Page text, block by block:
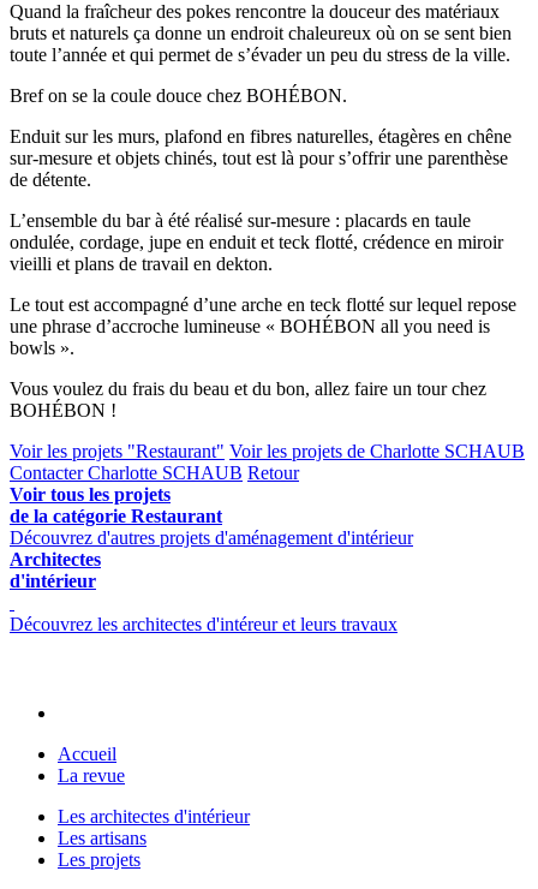
Quand la fraîcheur des pokes rencontre la douceur des matériaux
bruts et naturels ça donne un endroit chaleureux où on se sent bien
toute l’année et qui permet de s’évader un peu du stress de la ville.
Bref on se la coule douce chez BOHÉBON.
Enduit sur les murs, plafond en fibres naturelles, étagères en chêne
sur-mesure et objets chinés, tout est là pour s’offrir une parenthèse
de détente.
L’ensemble du bar à été réalisé sur-mesure : placards en taule
ondulée, cordage, jupe en enduit et teck flotté, crédence en miroir
vieilli et plans de travail en dekton.
Le tout est accompagné d’une arche en teck flotté sur lequel repose
une phrase d’accroche lumineuse « BOHÉBON all you need is
bowls ».
Vous voulez du frais du beau et du bon, allez faire un tour chez
BOHÉBON !
Voir les projets "Restaurant" Voir les projets de Charlotte SCHAUB
Contacter Charlotte SCHAUB Retour
Voir tous les projets
de la catégorie Restaurant
Découvrez d'autres projets d'aménagement d'intérieur
Architectes
d'intérieur
Découvrez les architectes d'intéreur et leurs travaux
Accueil
La revue
Les architectes d'intérieur
Les artisans
Les projets